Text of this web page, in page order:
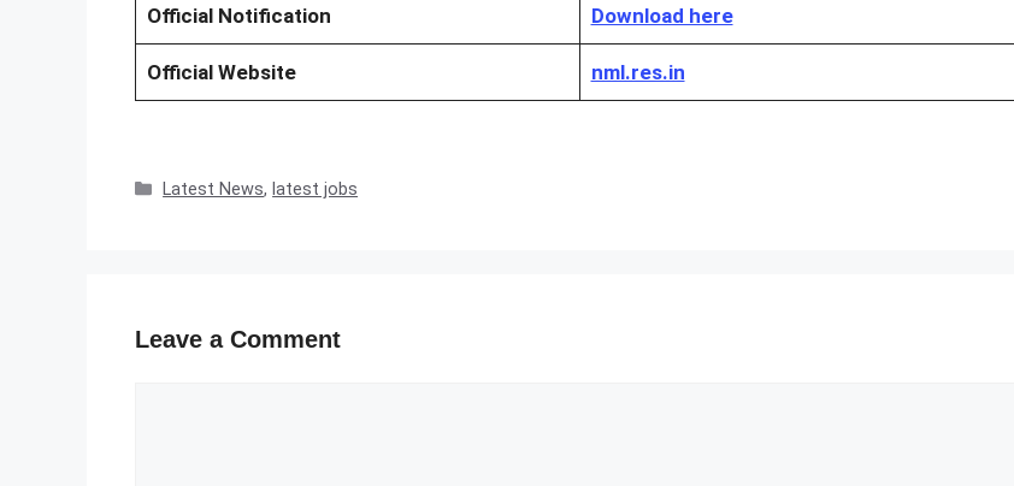
Official Notification Download here
Official Website nml.res.in
Categories
Latest News, latest jobs
Leave a Comment